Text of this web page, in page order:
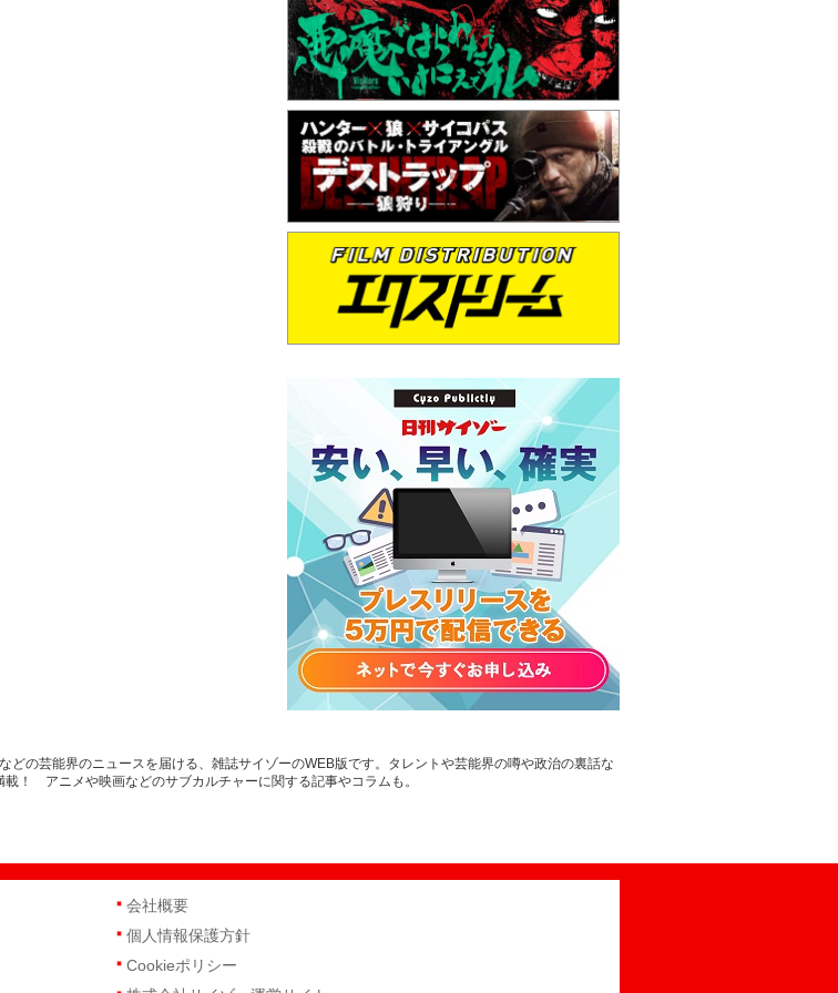
の芸能界のニュースを届ける、雑誌サイゾーのWEB版です。タレントや芸能界の噂や政治の裏話な
！ アニメや映画などのサブカルチャーに関する記事やコラムも。
会社概要
個人情報保護方針
Cookieポリシー